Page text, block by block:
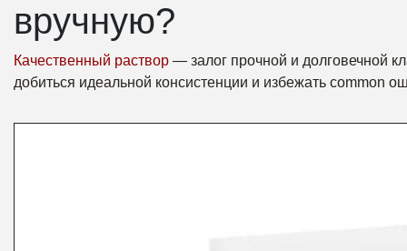
вручную?
Качественный раствор — залог прочной и долговечной
добиться идеальной консистенции и избежать common